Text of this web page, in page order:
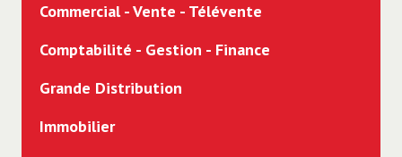
Commercial - Vente - Télévente
Comptabilité - Gestion - Finance
Grande Distribution
Immobilier